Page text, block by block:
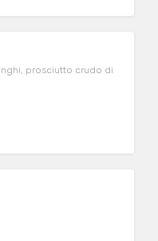
prosciutto crudo di